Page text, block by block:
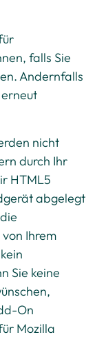
falls Sie
Andernfalls
nicht
durch Ihr
HTML5
abgelegt
Ihrem
Sie keine
On
Mozilla